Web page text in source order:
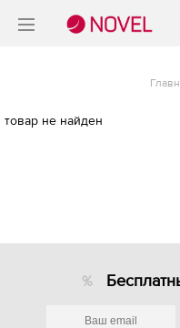
товар не найден